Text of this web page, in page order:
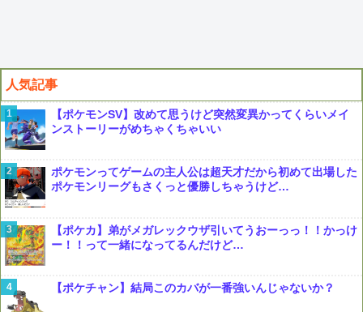
人気記事
【ポケモンSV】改めて思うけど突然変異かってくらいメイ
ンストーリーがめちゃくちゃいい
ポケモンってゲームの主人公は超天才だから初めて出場した
ポケモンリーグもさくっと優勝しちゃうけど…
【ポケカ】弟がメガレックウザ引いてうおーっっ！！かっけ
ー！！って一緒になってるんだけど…
【ポケチャン】結局このカバが一番強いんじゃないか？